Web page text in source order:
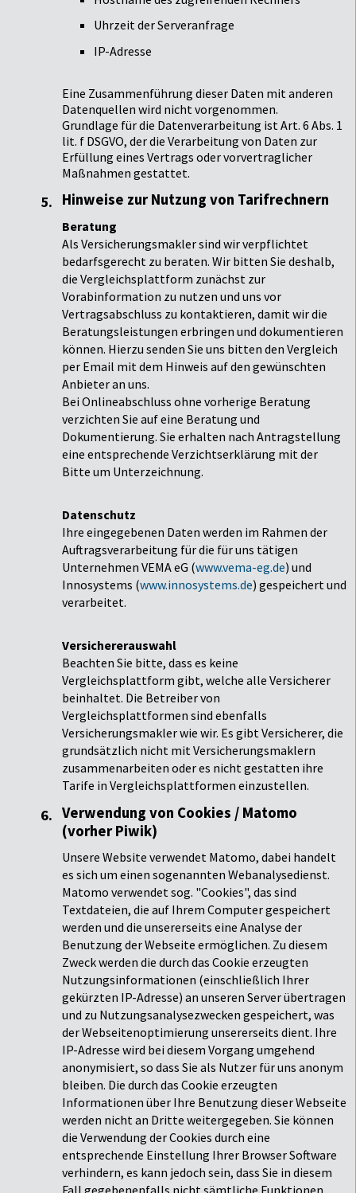
Uhrzeit der Serveranfrage
IP-Adresse
Eine Zusammenführung dieser Daten mit anderen
Datenquellen wird nicht vorgenommen.
Grundlage für die Datenverarbeitung ist Art. 6 Abs. 1
lit. f DSGVO, der die Verarbeitung von Daten zur
Erfüllung eines Vertrags oder vorvertraglicher
Maßnahmen gestattet.
Hinweise zur Nutzung von Tarifrechnern
Beratung
Als Versicherungsmakler sind wir verpflichtet
bedarfsgerecht zu beraten. Wir bitten Sie deshalb,
die Vergleichsplattform zunächst zur
Vorabinformation zu nutzen und uns vor
Vertragsabschluss zu kontaktieren, damit wir die
Beratungsleistungen erbringen und dokumentieren
können. Hierzu senden Sie uns bitten den Vergleich
per Email mit dem Hinweis auf den gewünschten
Anbieter an uns.
Bei Onlineabschluss ohne vorherige Beratung
verzichten Sie auf eine Beratung und
Dokumentierung. Sie erhalten nach Antragstellung
eine entsprechende Verzichtserklärung mit der
Bitte um Unterzeichnung.
Datenschutz
Ihre eingegebenen Daten werden im Rahmen der
Auftragsverarbeitung für die für uns tätigen
Unternehmen VEMA eG (www.vema-eg.de) und
Innosystems (www.innosystems.de) gespeichert und
verarbeitet.
Versichererauswahl
Beachten Sie bitte, dass es keine
Vergleichsplattform gibt, welche alle Versicherer
beinhaltet. Die Betreiber von
Vergleichsplattformen sind ebenfalls
Versicherungsmakler wie wir. Es gibt Versicherer, die
grundsätzlich nicht mit Versicherungsmaklern
zusammenarbeiten oder es nicht gestatten ihre
Tarife in Vergleichsplattformen einzustellen.
Verwendung von Cookies / Matomo
(vorher Piwik)
Unsere Website verwendet Matomo, dabei handelt
es sich um einen sogenannten Webanalysedienst.
Matomo verwendet sog. "Cookies", das sind
Textdateien, die auf Ihrem Computer gespeichert
werden und die unsererseits eine Analyse der
Benutzung der Webseite ermöglichen. Zu diesem
Zweck werden die durch das Cookie erzeugten
Nutzungsinformationen (einschließlich Ihrer
gekürzten IP-Adresse) an unseren Server übertragen
und zu Nutzungsanalysezwecken gespeichert, was
der Webseitenoptimierung unsererseits dient. Ihre
IP-Adresse wird bei diesem Vorgang umgehend
anonymisiert, so dass Sie als Nutzer für uns anonym
bleiben. Die durch das Cookie erzeugten
Informationen über Ihre Benutzung dieser Webseite
werden nicht an Dritte weitergegeben. Sie können
die Verwendung der Cookies durch eine
entsprechende Einstellung Ihrer Browser Software
verhindern, es kann jedoch sein, dass Sie in diesem